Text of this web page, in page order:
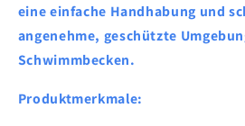
eine einfache Handhabung und
angenehme, geschützte
Schwimmbecken.
Produktmerkmale: